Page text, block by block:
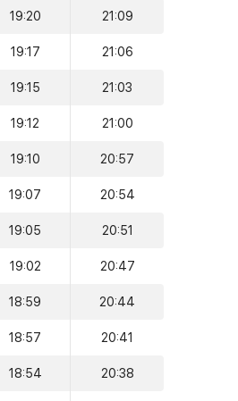
19:20 21:09
19:17 21:06
19:15 21:03
19:12 21:00
19:10 20:57
19:07 20:54
19:05 20:51
19:02 20:47
18:59 20:44
18:57 20:41
18:54 20:38